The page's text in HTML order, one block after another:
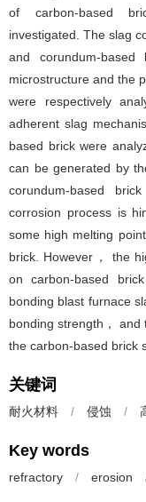
of carbon-based
investigated. The slag
and corundum-
microstructure and the
were respectively
adherent slag
based brick were
can be generated by
corundum-based
corrosion process is
some high melting
brick. However， the
on carbon-based
bonding blast furnace
bonding strength，
the carbon-based brick
关键词
耐火材料 / 侵蚀 /
Key words
refractory / erosion